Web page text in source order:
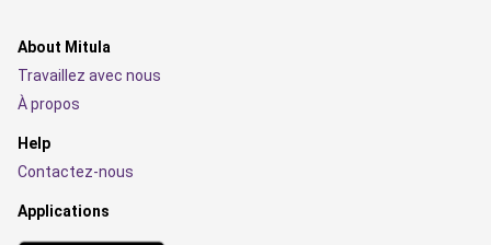
About Mitula
Travaillez avec nous
À propos
Help
Contactez-nous
Applications